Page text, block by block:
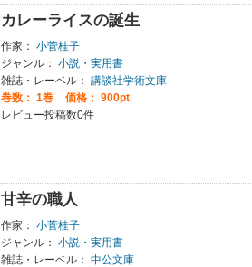
カレーライスの誕生
作家： 小菅桂子
ジャンル： 小説・実用書
雑誌・レーベル： 講談社学術文庫
巻数： 1巻
価格： 900pt
レビュー投稿数0件
甘辛の職人
作家： 小菅桂子
ジャンル： 小説・実用書
雑誌・レーベル： 中公文庫